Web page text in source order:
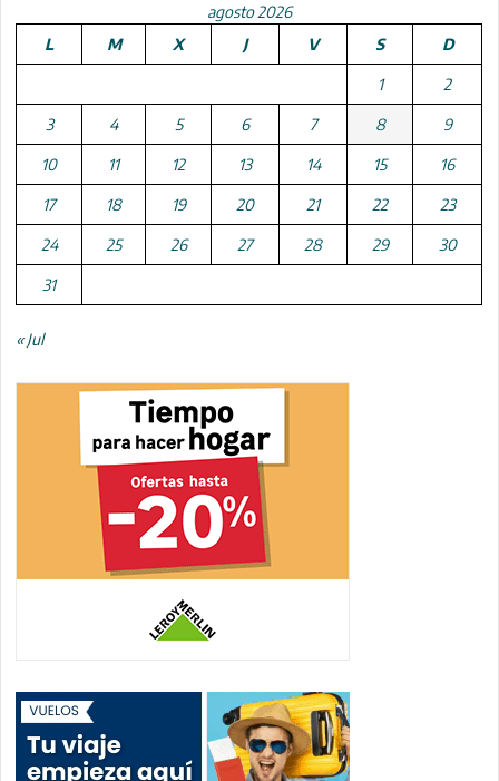
agosto 2026
L
M X J V S D
1 2
3 4 5 6 7 8 9
10 11 12 13 14 15 16
17 18 19 20 21 22 23
24 25 26 27 28 29 30
31
« Jul